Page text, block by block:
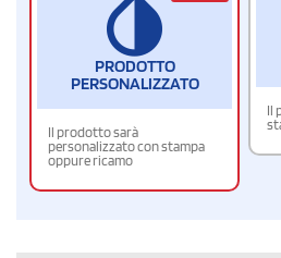
PRODOTTO
PERSONALIZZATO
Il prodotto sarà
personalizzato con stampa
oppure ricamo
Il